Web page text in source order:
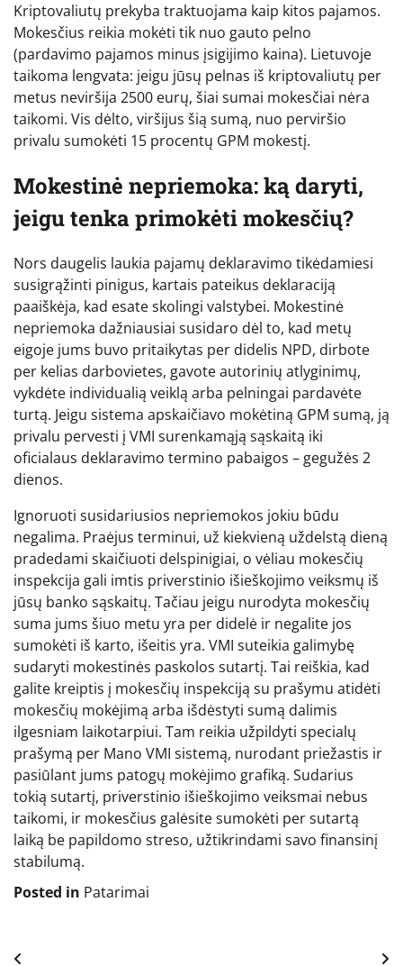
Kriptovaliutų prekyba traktuojama kaip kitos pajamos.
Mokesčius reikia mokėti tik nuo gauto pelno
(pardavimo pajamos minus įsigijimo kaina). Lietuvoje
taikoma lengvata: jeigu jūsų pelnas iš kriptovaliutų per
metus neviršija 2500 eurų, šiai sumai mokesčiai nėra
taikomi. Vis dėlto, viršijus šią sumą, nuo perviršio
privalu sumokėti 15 procentų GPM mokestį.
Mokestinė nepriemoka: ką daryti,
jeigu tenka primokėti mokesčių?
Nors daugelis laukia pajamų deklaravimo tikėdamiesi
susigrąžinti pinigus, kartais pateikus deklaraciją
paaiškėja, kad esate skolingi valstybei. Mokestinė
nepriemoka dažniausiai susidaro dėl to, kad metų
eigoje jums buvo pritaikytas per didelis NPD, dirbote
per kelias darbovietes, gavote autorinių atlyginimų,
vykdėte individualią veiklą arba pelningai pardavėte
turtą. Jeigu sistema apskaičiavo mokėtiną GPM sumą, ją
privalu pervesti į VMI surenkamąją sąskaitą iki
oficialaus deklaravimo termino pabaigos – gegužės 2
dienos.
Ignoruoti susidariusios nepriemokos jokiu būdu
negalima. Praėjus terminui, už kiekvieną uždelstą dieną
pradedami skaičiuoti delspinigiai, o vėliau mokesčių
inspekcija gali imtis priverstinio išieškojimo veiksmų iš
jūsų banko sąskaitų. Tačiau jeigu nurodyta mokesčių
suma jums šiuo metu yra per didelė ir negalite jos
sumokėti iš karto, išeitis yra. VMI suteikia galimybę
sudaryti mokestinės paskolos sutartį. Tai reiškia, kad
galite kreiptis į mokesčių inspekciją su prašymu atidėti
mokesčių mokėjimą arba išdėstyti sumą dalimis
ilgesniam laikotarpiui. Tam reikia užpildyti specialų
prašymą per Mano VMI sistemą, nurodant priežastis ir
pasiūlant jums patogų mokėjimo grafiką. Sudarius
tokią sutartį, priverstinio išieškojimo veiksmai nebus
taikomi, ir mokesčius galėsite sumokėti per sutartą
laiką be papildomo streso, užtikrindami savo finansinį
stabilumą.
Posted in Patarimai